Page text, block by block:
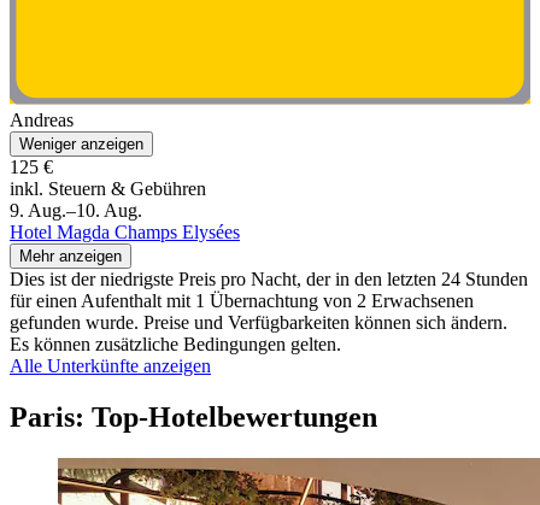
Andreas
Weniger anzeigen
125 €
inkl. Steuern & Gebühren
9. Aug.–10. Aug.
Hotel Magda Champs Elysées
Mehr anzeigen
Dies ist der niedrigste Preis pro Nacht, der in den letzten 24 Stunden
für einen Aufenthalt mit 1 Übernachtung von 2 Erwachsenen
gefunden wurde. Preise und Verfügbarkeiten können sich ändern.
Es können zusätzliche Bedingungen gelten.
Alle Unterkünfte anzeigen
Paris: Top-Hotelbewertungen